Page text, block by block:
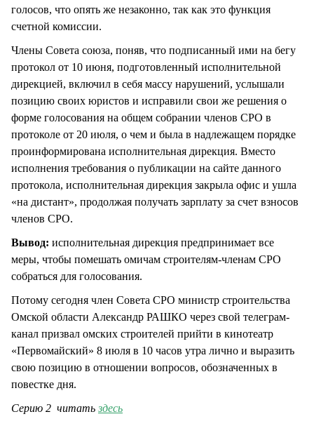
голосов, что опять же незаконно, так как это функция
счетной комиссии.
Члены Совета союза, поняв, что подписанный ими на бегу
протокол от 10 июня, подготовленный исполнительной
дирекцией, включил в себя массу нарушений, услышали
позицию своих юристов и исправили свои же решения о
форме голосования на общем собрании членов СРО в
протоколе от 20 июля, о чем и была в надлежащем порядке
проинформирована исполнительная дирекция. Вместо
исполнения требования о публикации на сайте данного
протокола, исполнительная дирекция закрыла офис и ушла
«на дистант», продолжая получать зарплату за счет взносов
членов СРО.
Вывод: исполнительная дирекция предпринимает все
меры, чтобы помешать омичам строителям-членам СРО
собраться для голосования.
Потому сегодня член Совета СРО министр строительства
Омской области Александр РАШКО через свой телеграм-
канал призвал омских строителей прийти в кинотеатр
«Первомайский» 8 июля в 10 часов утра лично и выразить
свою позицию в отношении вопросов, обозначенных в
повестке дня.
Серию 2 читать здесь